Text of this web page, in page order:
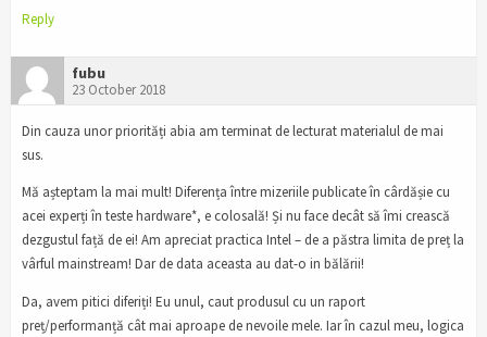
Reply
fubu
23 October 2018
Din cauza unor priorități abia am terminat de lecturat materialul de mai
sus.
Mă așteptam la mai mult! Diferența între mizeriile publicate în cârdășie cu
acei experți în teste hardware*, e colosală! Și nu face decât să îmi crească
dezgustul față de ei! Am apreciat practica Intel – de a păstra limita de preț la
vârful mainstream! Dar de data aceasta au dat-o in bălării!
Da, avem pitici diferiți! Eu unul, caut produsul cu un raport
preț/performanță cât mai aproape de nevoile mele. Iar în cazul meu, logica